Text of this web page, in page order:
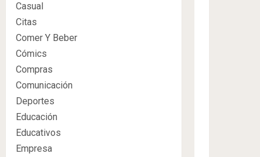
Casual
Citas
Comer Y Beber
Cómics
Compras
Comunicación
Deportes
Educación
Educativos
Empresa